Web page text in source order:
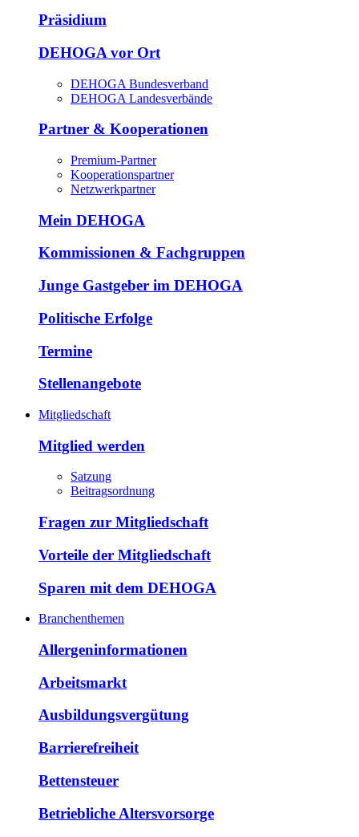
Präsidium
DEHOGA vor Ort
DEHOGA Bundesverband
DEHOGA Landesverbände
Partner & Kooperationen
Premium-Partner
Kooperationspartner
Netzwerkpartner
Mein DEHOGA
Kommissionen & Fachgruppen
Junge Gastgeber im DEHOGA
Politische Erfolge
Termine
Stellenangebote
Mitgliedschaft
Mitglied werden
Satzung
Beitragsordnung
Fragen zur Mitgliedschaft
Vorteile der Mitgliedschaft
Sparen mit dem DEHOGA
Branchenthemen
Allergeninformationen
Arbeitsmarkt
Ausbildungsvergütung
Barrierefreiheit
Bettensteuer
Betriebliche Altersvorsorge